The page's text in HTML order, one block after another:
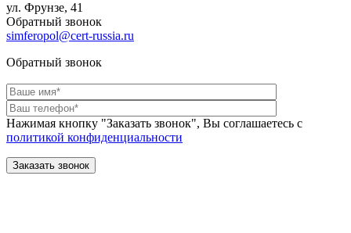
ул. Фрунзе, 41
Обратный звонок
simferopol@cert-russia.ru
Обратный звонок
Нажимая кнопку "Заказать звонок", Вы соглашаетесь с
политикой конфиденциальности